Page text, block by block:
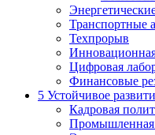
Транспортные
Техпрорыв
Инновационная
Цифровая
Финансовые
5 Устойчивое
Кадровая
Промышленная